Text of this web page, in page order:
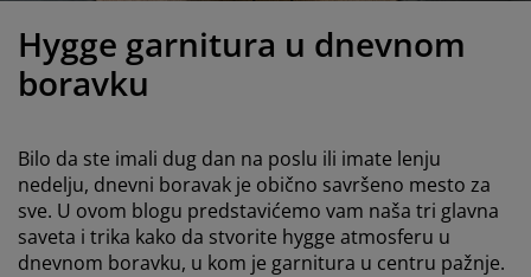
kreveta sa prostorom za odlaganje
dušeci
kreveti
i zaštita nameštaja
rasveta
Hygge garnitura u dnevnom
boravku
Bilo da ste imali dug dan na poslu ili imate lenju
nedelju, dnevni boravak je obično savršeno mesto za
sve. U ovom blogu predstavićemo vam naša tri glavna
saveta i trika kako da stvorite hygge atmosferu u
dnevnom boravku, u kom je garnitura u centru pažnje.